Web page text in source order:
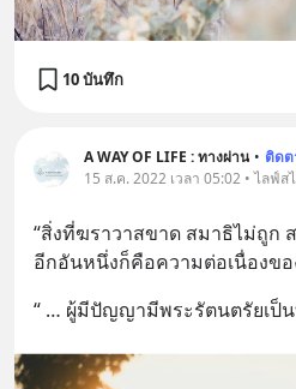
10 บันทึก
A WAY OF LIFE : ทางผ่าน • ติด
15 ส.ค. 2022 เวลา 05:02 • ไลฟ์ส
“สิ่งที่ฆราวาสขาด สมาธิไม่ถูก
อีกอันหนึ่งก็คือความต่อเนื่องขอ
“ … ผู้มีปัญญามีพระรัตนตรัยเป็